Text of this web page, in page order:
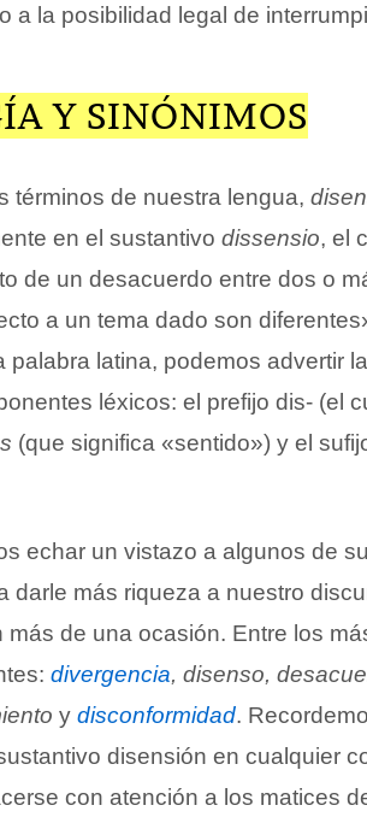
a la posibilidad legal de
Y SINÓNIMOS
términos de nuestra lengua,
en el sustantivo dissensio, el
de un desacuerdo entre dos o
a un tema dado son
palabra latina, podemos advertir
léxicos: el prefijo dis- (el
(que significa «sentido») y el
echar un vistazo a algunos de
darle más riqueza a nuestro
más de una ocasión. Entre los
divergencia, disenso,
y disconformidad.
disensión en cualquier
con atención a los matices